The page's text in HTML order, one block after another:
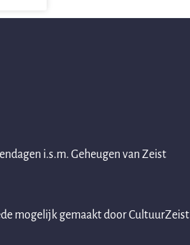
i.s.m. Geheugen van Zeist
mogelijk gemaakt door CultuurZeist